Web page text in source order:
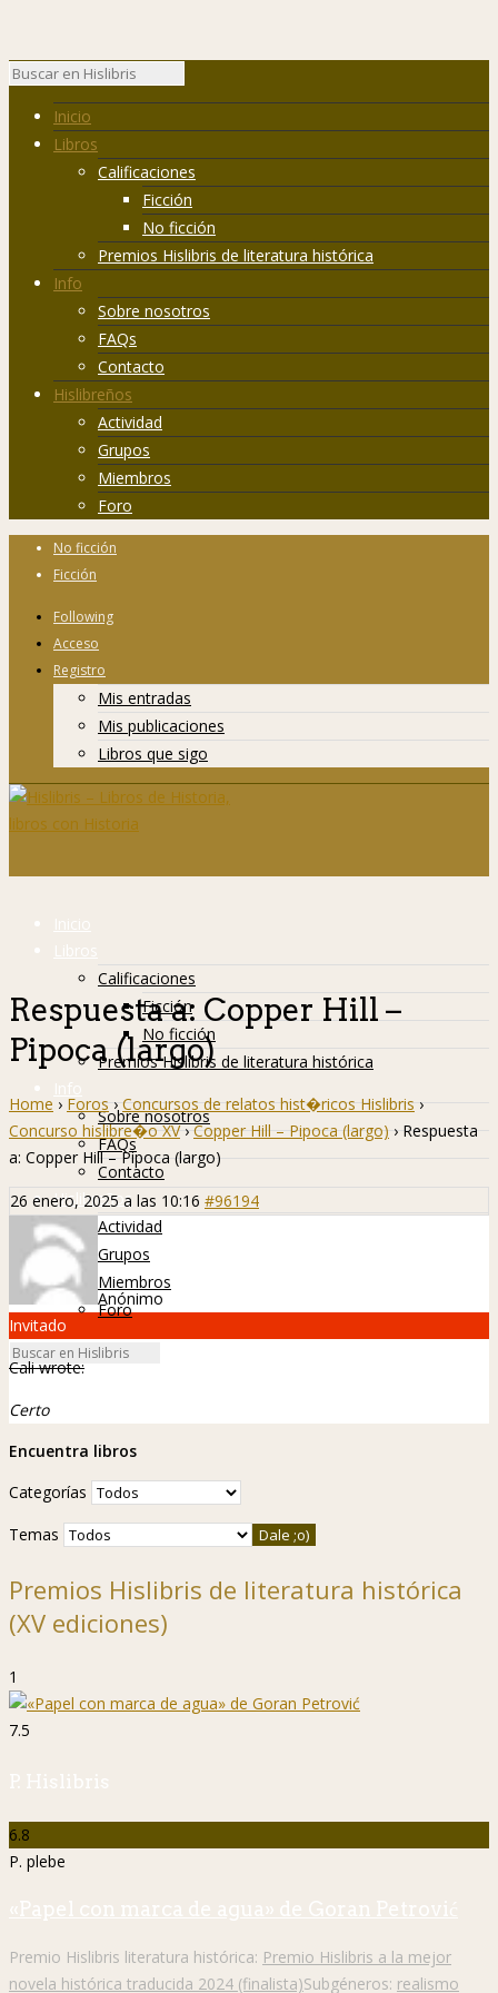
Inicio
Libros
Calificaciones
Ficción
No ficción
Premios Hislibris de literatura histórica
Info
Sobre nosotros
FAQs
Contacto
Hislibreños
Actividad
Grupos
Miembros
Foro
No ficción
Ficción
Following
Acceso
Registro
Mis entradas
Mis publicaciones
Libros que sigo
Inicio
Libros
Calificaciones
Ficción
No ficción
Premios Hislibris de literatura histórica
Info
Sobre nosotros
FAQs
Contacto
Hislibreños
Actividad
Grupos
Miembros
Foro
Respuesta a: Copper Hill –
Pipoca (largo)
Home › Foros › Concursos de relatos hist�ricos Hislibris ›
Concurso hislibre�o XV › Copper Hill – Pipoca (largo) › Respuesta
a: Copper Hill – Pipoca (largo)
26 enero, 2025 a las 10:16 #96194
Anónimo
Invitado
Cali wrote:
Certo
Encuentra libros
Categorías
Temas
Premios Hislibris de literatura histórica
(XV ediciones)
1
7.5
P. Hislibris
6.8
P. plebe
«Papel con marca de agua» de Goran Petrović
Premio Hislibris literatura histórica: Premio Hislibris a la mejor
novela histórica traducida 2024 (finalista)Subgéneros: realismo